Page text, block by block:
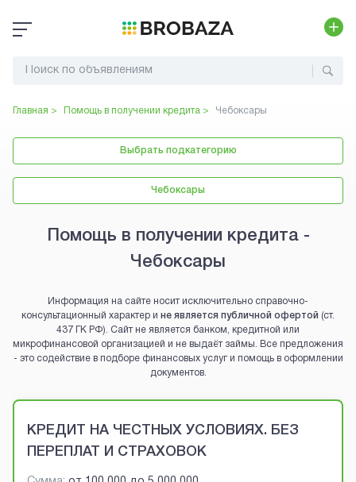
Главная > Помощь в получении кредита > Чебоксары
Выбрать подкатегорию
Чебоксары
Помощь в получении кредита -
Чебоксары
Информация на сайте носит исключительно справочно-
консультационный характер и не является публичной офертой (ст.
437 ГК РФ). Сайт не является банком, кредитной или
микрофинансовой организацией и не выдаёт займы. Все предложения
- это содействие в подборе финансовых услуг и помощь в оформлении
документов.
Brobaza - VIP-объявления
КРЕДИТ НА ЧЕСТНЫХ УСЛОВИЯХ. БЕЗ
ПЕРЕПЛАТ И СТРАХОВОК